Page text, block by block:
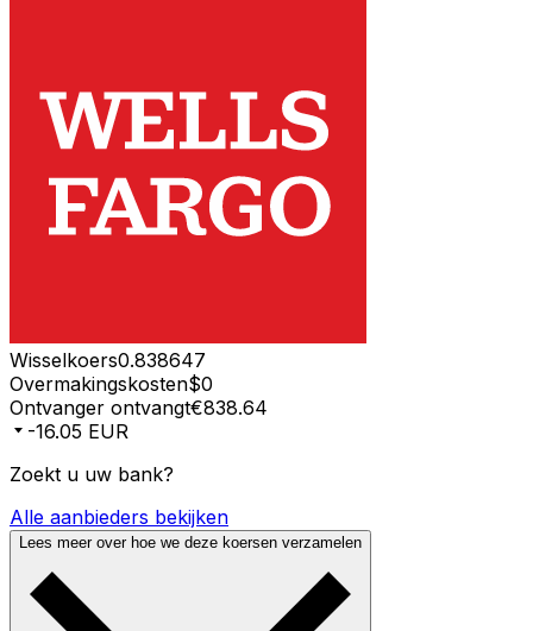
Wisselkoers0.838647
Overmakingskosten$0
Ontvanger ontvangt€838.64
-16.05 EUR
Zoekt u uw bank?
Alle aanbieders bekijken
Lees meer over hoe we deze koersen verzamelen